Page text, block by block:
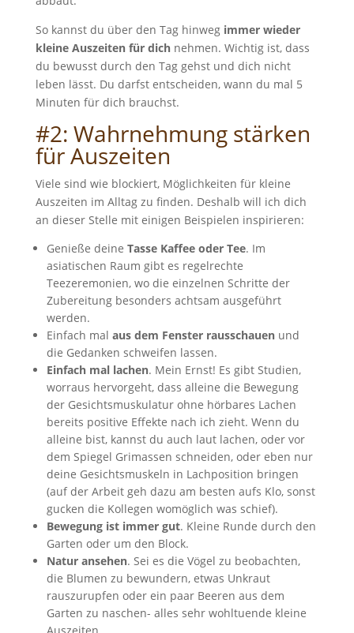
So kannst du über den Tag hinweg immer wieder
kleine Auszeiten für dich nehmen. Wichtig ist, dass
du bewusst durch den Tag gehst und dich nicht
leben lässt. Du darfst entscheiden, wann du mal 5
Minuten für dich brauchst.
#2: Wahrnehmung stärken
für Auszeiten
Viele sind wie blockiert, Möglichkeiten für kleine
Auszeiten im Alltag zu finden. Deshalb will ich dich
an dieser Stelle mit einigen Beispielen inspirieren:
Genieße deine Tasse Kaffee oder Tee. Im
asiatischen Raum gibt es regelrechte
Teezeremonien, wo die einzelnen Schritte der
Zubereitung besonders achtsam ausgeführt
werden.
Einfach mal aus dem Fenster rausschauenund
die Gedanken schweifen lassen.
Einfach mal lachen. Mein Ernst! Es gibt Studien,
worraus hervorgeht, dass alleine die Bewegung
der Gesichtsmuskulatur ohne hörbares Lachen
bereits positive Effekte nach ich zieht. Wenn du
alleine bist, kannst du auch laut lachen, oder vor
dem Spiegel Grimassen schneiden, oder eben nur
deine Gesichtsmuskeln in Lachposition bringen
(auf der Arbeit geh dazu am besten aufs Klo, sonst
gucken die Kollegen womöglich was schief).
Bewegung ist immer gut. Kleine Runde durch den
Garten oder um den Block.
Natur ansehen. Sei es die Vögel zu beobachten,
die Blumen zu bewundern, etwas Unkraut
rauszurupfen oder ein paar Beeren aus dem
Garten zu naschen- alles sehr wohltuende kleine
Auszeiten.